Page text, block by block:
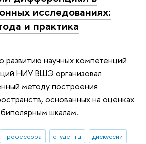
исследованиях:
и практика
развитию научных компетенций
НИУ ВШЭ организовал
методу построения
основанных на оценках
шкалам.
профессора студенты
дискуссии